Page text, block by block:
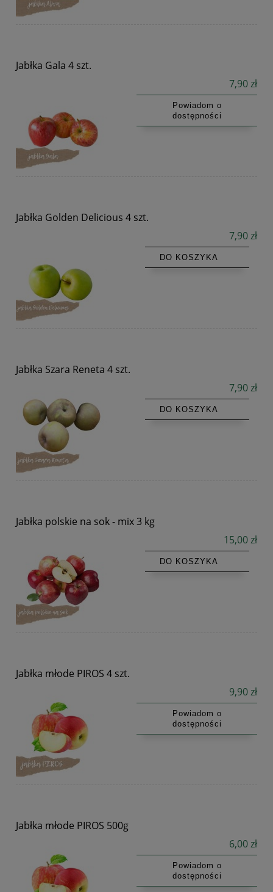
Jabłka Gala 4 szt.
7,90 zł
Powiadom o
dostępności
Jabłka Golden Delicious 4 szt.
7,90 zł
DO KOSZYKA
Jabłka Szara Reneta 4 szt.
7,90 zł
DO KOSZYKA
Jabłka polskie na sok - mix 3 kg
15,00 zł
DO KOSZYKA
Jabłka młode PIROS 4 szt.
9,90 zł
Powiadom o
dostępności
Jabłka młode PIROS 500g
6,00 zł
Powiadom o
dostępności